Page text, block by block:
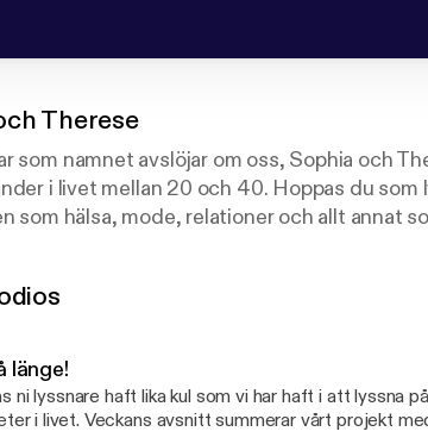
Therese
som namnet avslöjar om oss, Sophia och
i livet mellan 20 och 40. Hoppas du som
som hälsa, mode, relationer och allt annat
länge!
ni lyssnare haft lika kul som vi har haft i att lyssna
i livet. Veckans avsnitt summerar vårt projekt